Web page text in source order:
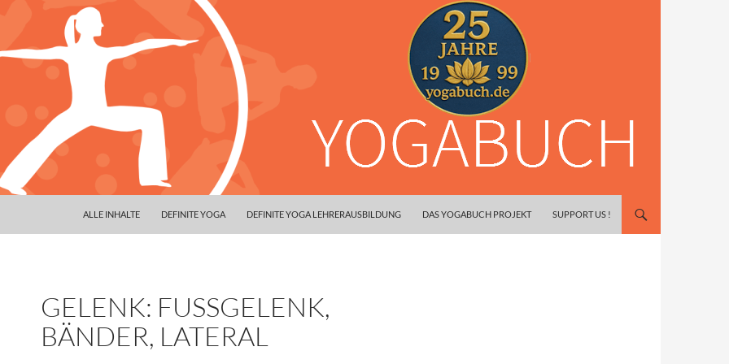
ALLE INHALTE DEFINITE YOGA DEFINITE YOGA LEHRERAUSBILDUNG DAS YOGABUCH PROJEKT SUPPORT US !
GELENK: FUSSGELENK, B
ÄNDER, LATERAL